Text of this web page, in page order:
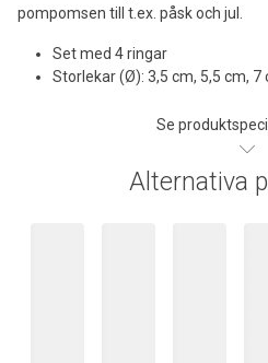
pompomsen till t.ex. påsk och jul.
Set med 4 ringar
Storlekar (Ø): 3,5 cm, 5,5 cm, 7
Se
Alternativa